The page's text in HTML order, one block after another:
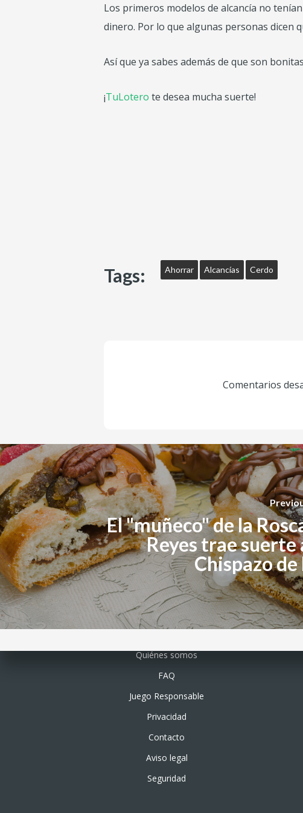
Los primeros modelos de alcancía no tenían
dinero. Por lo que algunas personas dicen
Así que ya sabes además de que son
¡TuLotero te desea mucha suerte!
Tags: Ahorrar Alcancías Cerdo
Comentarios
El "muñeco" de la
Reyes trae suerte
Chispazo de
Quiénes somos
FAQ
Juego Responsable
Privacidad
Contacto
Aviso legal
Seguridad